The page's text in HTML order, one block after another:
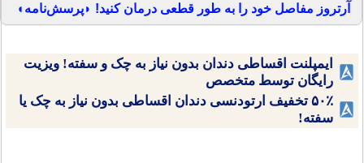
آرتروز مفاصل خود را به طور قطعی درمان کنید! ◗پرسش‌نامه◖
ایمپلنت اقساطی دندان بدون نیاز به چک و سفته! ویزیت
رایگان توسط متخصص
۵۰٪ تخفیف ارتودنسی دندان اقساطی بدون نیاز به چک یا
سفته!